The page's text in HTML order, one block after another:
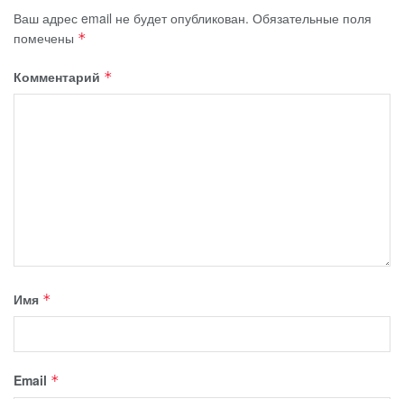
Ваш адрес email не будет опубликован. Обязательные поля
помечены *
Комментарий *
Имя *
Email *